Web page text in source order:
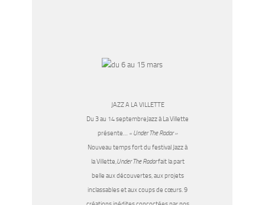
JAZZ A LA VILLETTE
Du 3 au 14 septembreJazz à La Villette
présente… « Under The Radar »
Nouveau temps fort du festival Jazz à
la Villette, Under The Radarfait la part
belle aux découvertes, aux projets
inclassables et aux coups de cœurs. 9